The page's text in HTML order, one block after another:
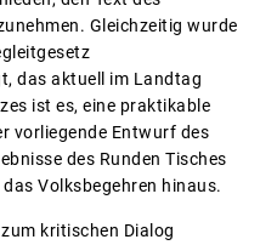
Gleichzeitig wurde
das aktuell im Landtag
ist es, eine praktikable
vorliegende Entwurf des
des Runden Tisches
Volksbegehren hinaus.
kritischen Dialog